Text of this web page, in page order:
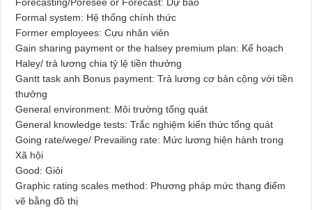
Formal system: Hệ thống chính thức
Former employees: Cựu nhân viên
Gain sharing payment or the halsey premium plan: Kế hoạch
Haley/ trả lương chia tỷ lệ tiền thưởng
Gantt task anh Bonus payment: Trả lương cơ bản cộng với tiền
thưởng
General environment: Môi trường tổng quát
General knowledge tests: Trắc nghiệm kiến thức tổng quát
Going rate/wege/ Prevailing rate: Mức lương hiện hành trong
Xã hội
Good: Giỏi
Graphic rating scales method: Phương pháp mức thang điểm
vẽ bằng đồ thị